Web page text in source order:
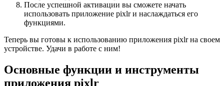
После успешной активации вы сможете начать
использовать приложение pixlr и наслаждаться его
функциями.
Теперь вы готовы к использованию приложения pixlr на своем
устройстве. Удачи в работе с ним!
Основные функции и инструменты
приложения pixlr